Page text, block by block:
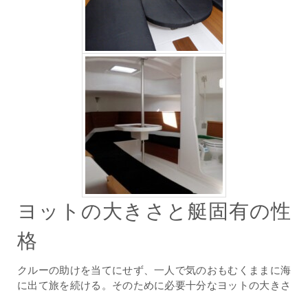
ヨットの大きさと艇固有の性
格
クルーの助けを当てにせず、一人で気のおもむくままに海
に出て旅を続ける。そのために必要十分なヨットの大きさ